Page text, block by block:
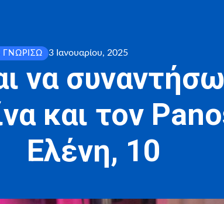
3 Ιανουαρίου, 2025
να
και τον
Ελένη, 10